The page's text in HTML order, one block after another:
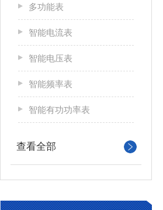
多功能表
智能电流表
智能电压表
智能频率表
智能有功功率表
查看全部